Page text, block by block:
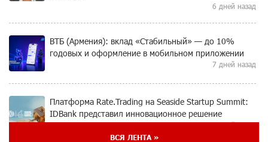
6 дней назад
ВТБ (Армения): вклад «Стабильный» — до 10%
годовых и оформление в мобильном приложении
7 дней назад
Платформа Rate.Trading на Seaside Startup Summit:
IDBank представил инновационное решение
7 дней назад
ВСЯ ЛЕНТА »